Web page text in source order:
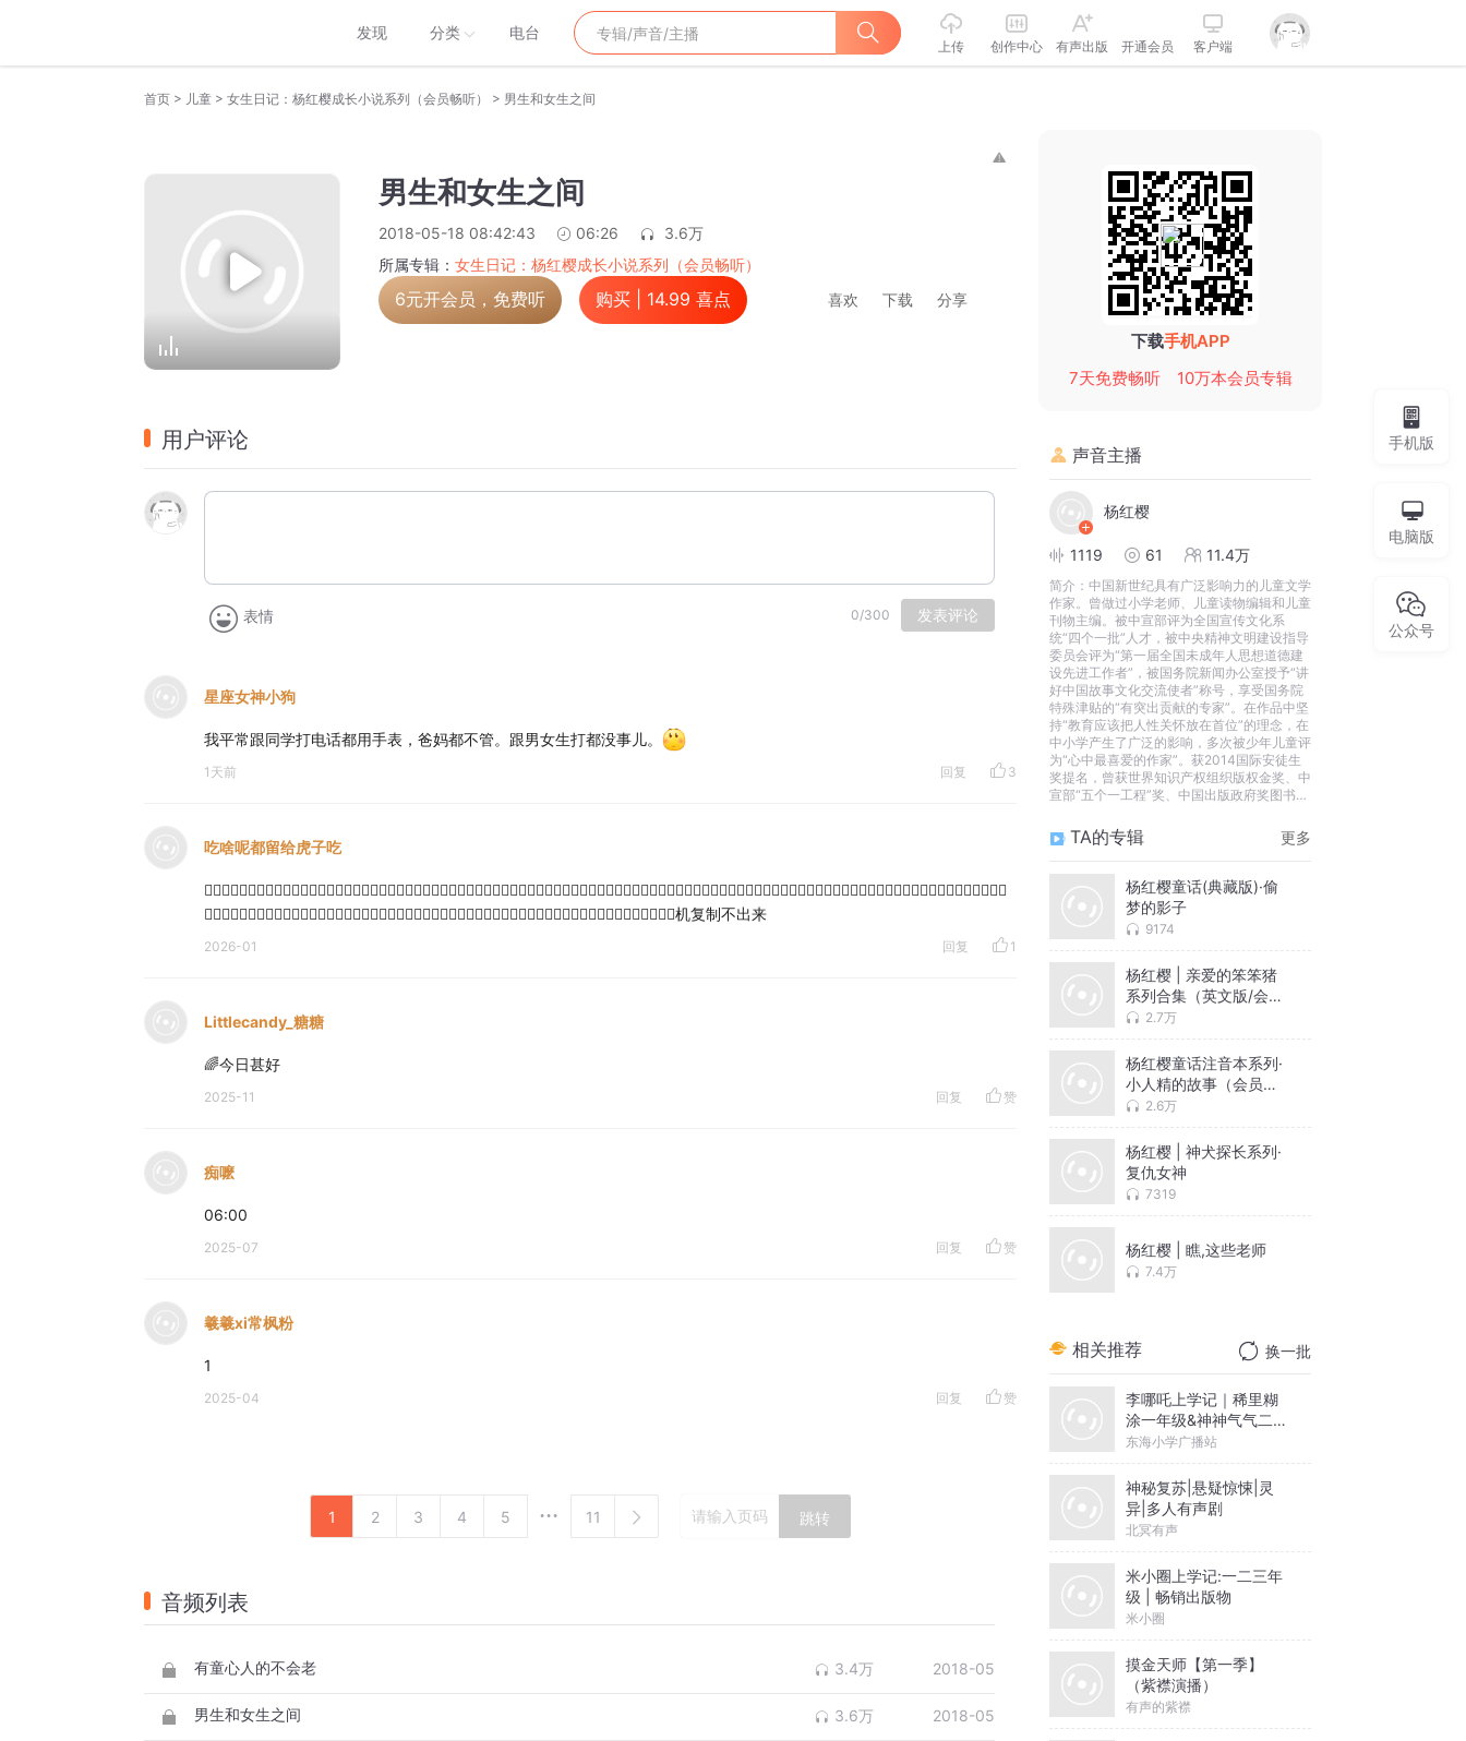
发现 分类 电台
上传 创作中心 有声出版 开通会员 客户端
首页 > 儿童 > 女生日记：杨红樱成长小说系列（会员畅听） > 男生和女生之间
男生和女生之间
2018-05-18 08:42:43 06:26
3.6万
所属专辑： 女生日记：杨红樱成长小说系列（会员畅听）
6元开会员，免费听 购买 | 14.99 喜点 喜欢 下载 分享
用户评论
表情 0/300 发表评论
星座女神小狗
我平常跟同学打电话都用手表，爸妈都不管。跟男女生打都没事儿。
1天前 回复 3
吃啥呢都留给虎子吃
上⃠的⃠手⃠机⃠而⃠且⃠不⃠是⃠二⃠手⃠的⃠才⃠可⃠以⃠复⃠制⃠而⃠且⃠就⃠算⃠你⃠可⃠以⃠复⃠制⃠也⃠粘⃠贴⃠不⃠了⃠请⃠大⃠家⃠不⃠要⃠试⃠了⃠只⃠有⃠六⃠千⃠元⃠以⃠上⃠的⃠手⃠
机⃠而⃠且⃠不⃠是⃠二⃠手⃠的⃠才⃠可⃠以⃠请⃠大⃠家⃠不⃠要⃠试⃠了⃠只⃠有⃠六⃠千⃠元⃠以⃠上⃠的⃠手⃠机复制不出来
2026-01 回复 1
Littlecandy_糖糖
🌈今日甚好
2025-11 回复 赞
痴嚒
06:00
2025-07 回复 赞
羲羲xi常枫粉
1
2025-04 回复 赞
1 2 3 4 5 11 跳转
音频列表
有童心人的不会老 3.4万 2018-05
男生和女生之间 3.6万 2018-05
下载手机APP
7天免费畅听
10万本会员专辑
声音主播
杨红樱
1119 61 11.4万
简介： 中国新世纪具有广泛影响力的儿童文学
作家。曾做过小学老师、儿童读物编辑和儿童
刊物主编。被中宣部评为全国宣传文化系
统“四个一批”人才，被中央精神文明建设指导
委员会评为“第一届全国未成年人思想道德建
设先进工作者”，被国务院新闻办公室授予“讲
好中国故事文化交流使者”称号，享受国务院
特殊津贴的“有突出贡献的专家”。在作品中坚
持“教育应该把人性关怀放在首位”的理念，在
中小学产生了广泛的影响，多次被少年儿童评
为“心中最喜爱的作家”。获2014国际安徒生
奖提名，曾获世界知识产权组织版权金奖、中
宣部“五个一工程”奖、中国出版政府奖图书
学奖、冰心儿童图书奖等奖项。
TA的专辑 更多
杨红樱童话(典藏版)·偷
梦的影子
9174
杨红樱 | 亲爱的笨笨猪
系列合集（英文版/会员
畅听）
2.7万
杨红樱童话注音本系列·
小人精的故事（会员畅
听）2.6万
杨红樱 | 神犬探长系列·
复仇女神
7319
杨红樱 | 瞧,这些老师
7.4万
相关推荐 换一批
李哪吒上学记｜稀里糊
涂一年级&神神气气二年
级
东海小学广播站
神秘复苏|悬疑惊悚|灵
异|多人有声剧
北冥有声
米小圈上学记:一二三年
级 | 畅销出版物
米小圈
摸金天师【第一季】
（紫襟演播）
有声的紫襟
手机版
电脑版
公众号